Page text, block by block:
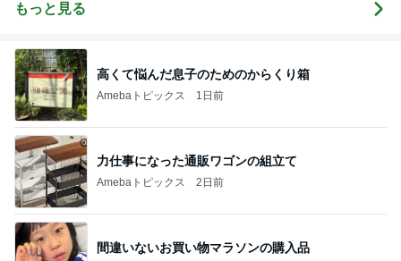
もっと見る
高くて悩んだ息子のためのからくり箱
Amebaトピックス 1日前
力仕事になった通販ワゴンの組立て
Amebaトピックス 2日前
間違いないお買い物マラソンの購入品